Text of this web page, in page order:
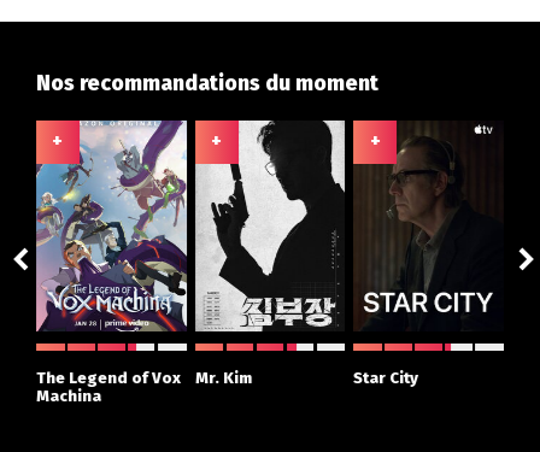
Nos recommandations du moment
+
The Legend of Vox
Machina
+
Mr. Kim
+
Star City